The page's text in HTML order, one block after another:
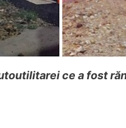
ce a fost